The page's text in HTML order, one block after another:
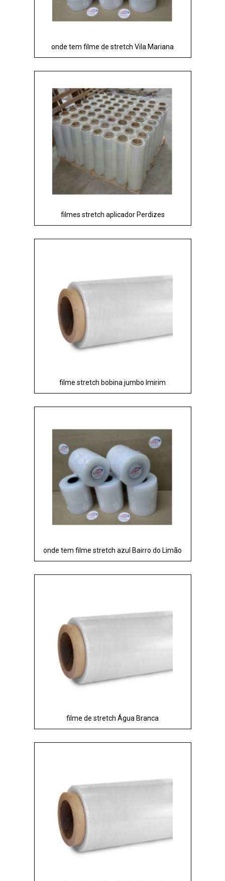
onde tem filme de stretch Vila Mariana
filmes stretch aplicador Perdizes
filme stretch bobina jumbo Imirim
onde tem filme stretch azul Bairro do Limão
filme de stretch Água Branca